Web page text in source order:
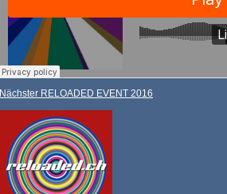
Nächster RELOADED EVENT 2016